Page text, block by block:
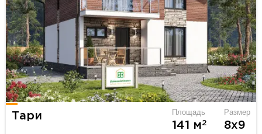
Тари Площадь
141 м2
Размер
8х9